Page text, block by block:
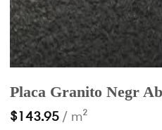
Placa Granito Negr
$143.95 / m²